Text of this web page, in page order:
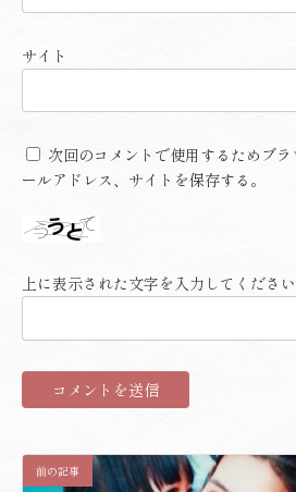
サイト
次回のコメントで使用するためブ
ールアドレス、サイトを保存する。
上に表示された文字を入力してください
前の記事